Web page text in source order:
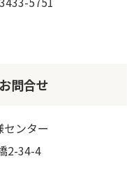
問合せ
ンター
2-34-4